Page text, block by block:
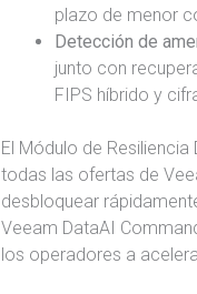
plazo de menor
Detección de
junto con
FIPS híbrido y
El Módulo de
todas las ofertas de
desbloquear
Veeam DataAI
los operadores a